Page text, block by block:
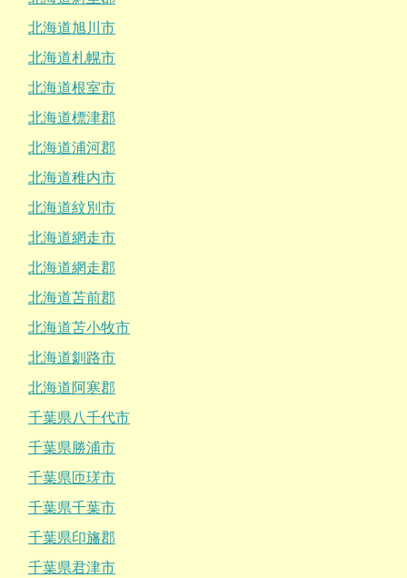
北海道旭川市
北海道札幌市
北海道根室市
北海道標津郡
北海道浦河郡
北海道稚内市
北海道紋別市
北海道網走市
北海道網走郡
北海道苫前郡
北海道苫小牧市
北海道釧路市
北海道阿寒郡
千葉県八千代市
千葉県勝浦市
千葉県匝瑳市
千葉県千葉市
千葉県印旛郡
千葉県君津市